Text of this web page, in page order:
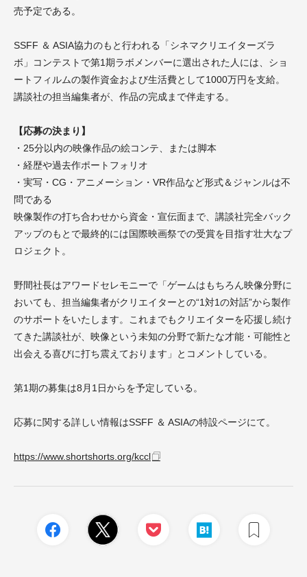
売予定である。
SSFF ＆ ASIA協力のもと行われる「シネマクリエイターズラ
ボ」コンテストで第1期ラボメンバーに選出された人には、ショ
ートフィルムの製作資金および生活費として1000万円を支給。
講談社の担当編集者が、作品の完成まで伴走する。
【応募の決まり】
・25分以内の映像作品の絵コンテ、または脚本
・経歴や過去作ポートフォリオ
・実写・CG・アニメーション・VR作品など形式＆ジャンルは不
問である
映像製作の打ち合わせから資金・宣伝面まで、講談社完全バック
アップのもとで最終的には国際映画祭での受賞を目指す壮大なプ
ロジェクト。
野間社長はアワードセレモニーで「ゲームはもちろん映像分野に
おいても、担当編集者がクリエイターとの“1対1の対話”から製作
のサポートをいたします。これまでもクリエイターを応援し続け
てきた講談社が、映像という未知の分野で新たな才能・可能性と
出会える喜びに打ち震えております」とコメントしている。
第1期の募集は8月1日からを予定している。
応募に関する詳しい情報はSSFF ＆ ASIAの特設ページにて。
https://www.shortshorts.org/kccl